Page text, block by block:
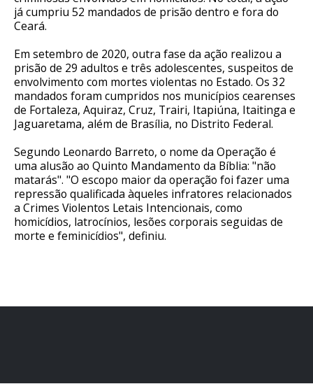
já cumpriu 52 mandados de prisão dentro e fora do
Ceará.
Em setembro de 2020, outra fase da ação realizou a
prisão de 29 adultos e três adolescentes, suspeitos de
envolvimento com mortes violentas no Estado. Os 32
mandados foram cumpridos nos municípios cearenses
de Fortaleza, Aquiraz, Cruz, Trairi, Itapiúna, Itaitinga e
Jaguaretama, além de Brasília, no Distrito Federal.
Segundo Leonardo Barreto, o nome da Operação é
uma alusão ao Quinto Mandamento da Bíblia: "não
matarás". "O escopo maior da operação foi fazer uma
repressão qualificada àqueles infratores relacionados
a Crimes Violentos Letais Intencionais, como
homicídios, latrocínios, lesões corporais seguidas de
morte e feminicídios", definiu.